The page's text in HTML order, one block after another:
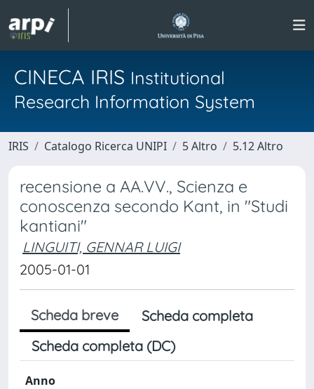
CINECA IRIS Institutional
Research Information System
IRIS Catalogo Ricerca UNIPI 5 Altro 5.12 Altro
recensione a AA.VV., Scienza e
conoscenza secondo Kant, in "Studi
kantiani"
LINGUITI, GENNAR LUIGI
2005-01-01
Scheda breve
Scheda completa
Scheda completa (DC)
Anno